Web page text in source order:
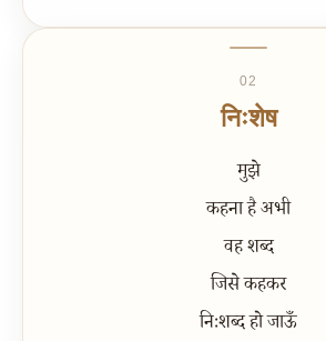
02
निःशेष
मुझे
कहना है अभी
वह शब्द
जिसे कहकर
निःशब्द हो जाऊँ